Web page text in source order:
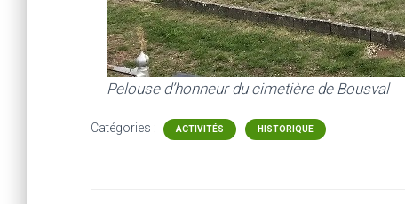
Pelouse d’honneur du cimetière de Bousval
Catégories : ACTIVITÉS HISTORIQUE